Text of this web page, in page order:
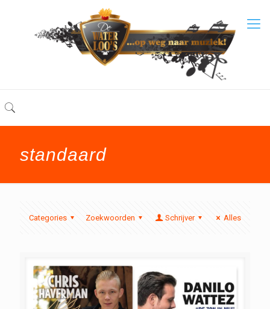
standaard
Categories Zoekwoorden Schrijver Alles